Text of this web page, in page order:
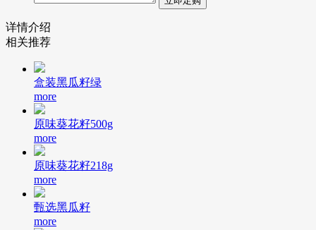
详情介绍
相关推荐
盒装黑瓜籽绿
more
原味葵花籽500g
more
原味葵花籽218g
more
甄选黑瓜籽
more